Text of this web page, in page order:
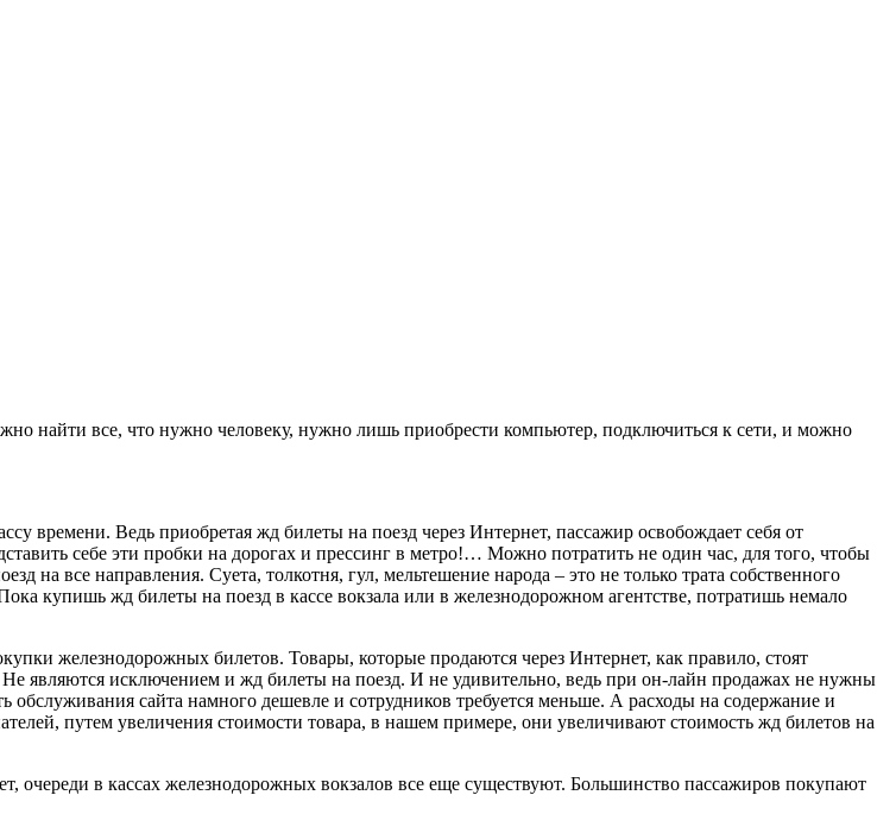
найти все, что нужно человеку, нужно лишь приобрести компьютер, подключиться к сети, и можно
времени. Ведь приобретая жд билеты на поезд через Интернет, пассажир освобождает себя от
себе эти пробки на дорогах и прессинг в метро!… Можно потратить не один час, для того, чтобы
на все направления. Суета, толкотня, гул, мельтешение народа – это не только трата собственного
купишь жд билеты на поезд в кассе вокзала или в железнодорожном агентстве, потратишь немало
железнодорожных билетов. Товары, которые продаются через Интернет, как правило, стоят
являются исключением и жд билеты на поезд. И не удивительно, ведь при он-лайн продажах не нужны
сайта намного дешевле и сотрудников требуется меньше. А расходы на содержание и
путем увеличения стоимости товара, в нашем примере, они увеличивают стоимость жд билетов на
очереди в кассах железнодорожных вокзалов все еще существуют. Большинство пассажиров покупают